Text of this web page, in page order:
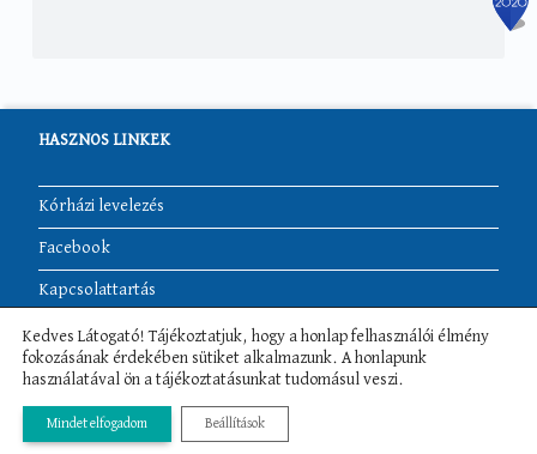
Rendelési idők
Osztályok
HASZNOS LINKEK
Kórházi levelezés
Facebook
Kapcsolattartás
Akadálymentesítési nyilatkozat
Kedves Látogató! Tájékoztatjuk, hogy a honlap felhasználói élmény
fokozásának érdekében sütiket alkalmazunk. A honlapunk
használatával ön a tájékoztatásunkat tudomásul veszi.
Mindet elfogadom Beállítások